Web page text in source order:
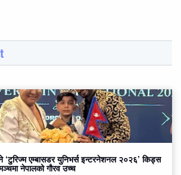
एम्बासडर युनिभर्स इन्टरनेशनल २०२६’ किड्स
नेपालको गौरव उच्च